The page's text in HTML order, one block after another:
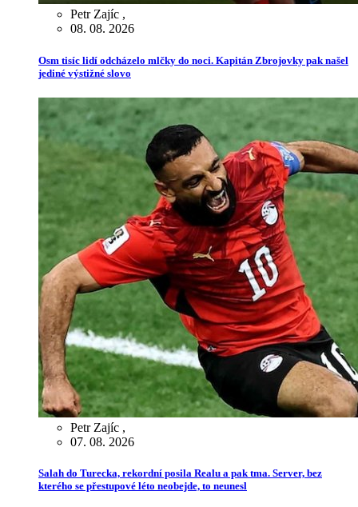
Petr Zajíc ,
08. 08. 2026
Osm tisíc lidí odcházelo mlčky do noci. Kapitán Zbrojovky pak našel
jediné výstižné slovo
Petr Zajíc ,
07. 08. 2026
Salah do Turecka, rekordní posila Realu a pak tma. Server, bez
kterého se přestupové léto neobejde, to neunesl